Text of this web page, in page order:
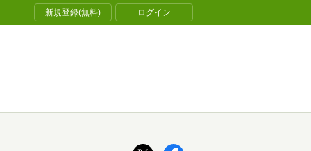
新規登録(無料) ログイン